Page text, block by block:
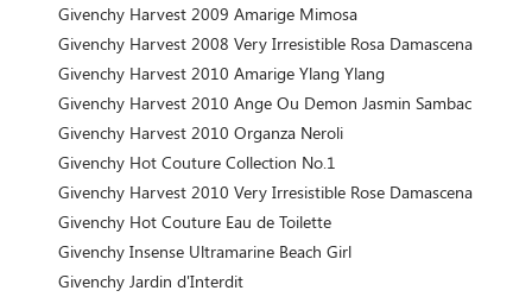
Givenchy Harvest 2009 Amarige Mimosa
Givenchy Harvest 2008 Very Irresistible Rosa Damascena
Givenchy Harvest 2010 Amarige Ylang Ylang
Givenchy Harvest 2010 Ange Ou Demon Jasmin Sambac
Givenchy Harvest 2010 Organza Neroli
Givenchy Hot Couture Collection No.1
Givenchy Harvest 2010 Very Irresistible Rose Damascena
Givenchy Hot Couture Eau de Toilette
Givenchy Insense Ultramarine Beach Girl
Givenchy Jardin d'Interdit